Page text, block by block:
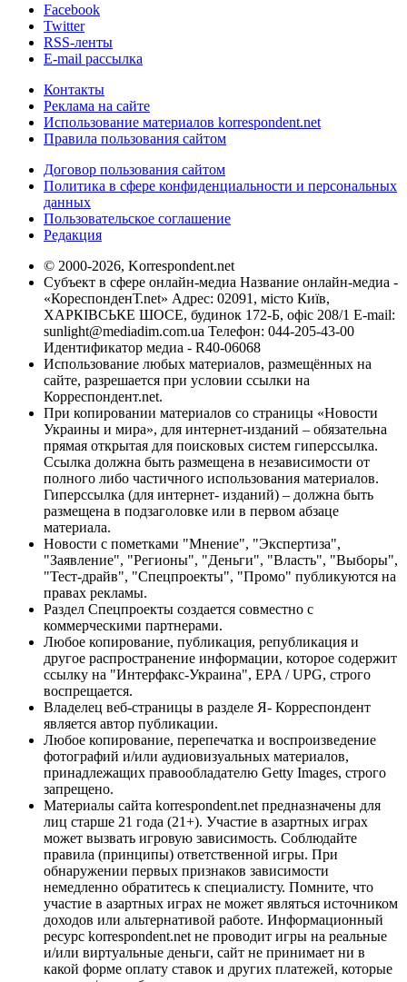
Facebook
Twitter
RSS-ленты
E-mail рассылка
Контакты
Реклама на сайте
Использование материалов korrespondent.net
Правила пользования сайтом
Договор пользования сайтом
Политика в сфере конфиденциальности и персональных
данных
Пользовательское соглашение
Редакция
© 2000-2026, Korrespondent.net
Субъект в сфере онлайн-медиа Название онлайн-медиа -
«КореспонденТ.net» Адрес: 02091, місто Київ,
ХАРКІВСЬКЕ ШОСЕ, будинок 172-Б, офіс 208/1 E-mail:
sunlight@mediadim.com.ua Телефон: 044-205-43-00
Идентификатор медиа - R40-06068
Использование любых материалов, размещённых на
сайте, разрешается при условии ссылки на
Корреспондент.net.
При копировании материалов со страницы «Новости
Украины и мира», для интернет-изданий – обязательна
прямая открытая для поисковых систем гиперссылка.
Ссылка должна быть размещена в независимости от
полного либо частичного использования материалов.
Гиперссылка (для интернет- изданий) – должна быть
размещена в подзаголовке или в первом абзаце
материала.
Новости с пометками "Мнение", "Экспертиза",
"Заявление", "Регионы", "Деньги", "Власть", "Выборы",
"Тест-драйв", "Спецпроекты", "Промо" публикуются на
правах рекламы.
Раздел Спецпроекты создается совместно с
коммерческими партнерами.
Любое копирование, публикация, републикация и
другое распространение информации, которое содержит
ссылку на "Интерфакс-Украина", EPA / UPG, строго
воспрещается.
Владелец веб-страницы в разделе Я- Корреспондент
является автор публикации.
Любое копирование, перепечатка и воспроизведение
фотографий и/или аудиовизуальных материалов,
принадлежащих правообладателю Getty Images, строго
запрещено.
Материалы сайта korrespondent.net предназначены для
лиц старше 21 года (21+). Участие в азартных играх
может вызвать игровую зависимость. Соблюдайте
правила (принципы) ответственной игры. При
обнаружении первых признаков зависимости
немедленно обратитесь к специалисту. Помните, что
участие в азартных играх не может являться источником
доходов или альтернативой работе. Информационный
ресурс korrespondent.net не проводит игры на реальные
и/или виртуальные деньги, сайт не принимает ни в
какой форме оплату ставок и других платежей, которые